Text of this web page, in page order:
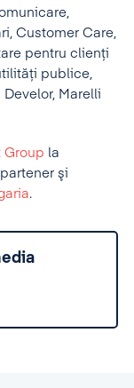
Customer Care,
pentru clienţi
publice,
Marelli
Group la
şi
.